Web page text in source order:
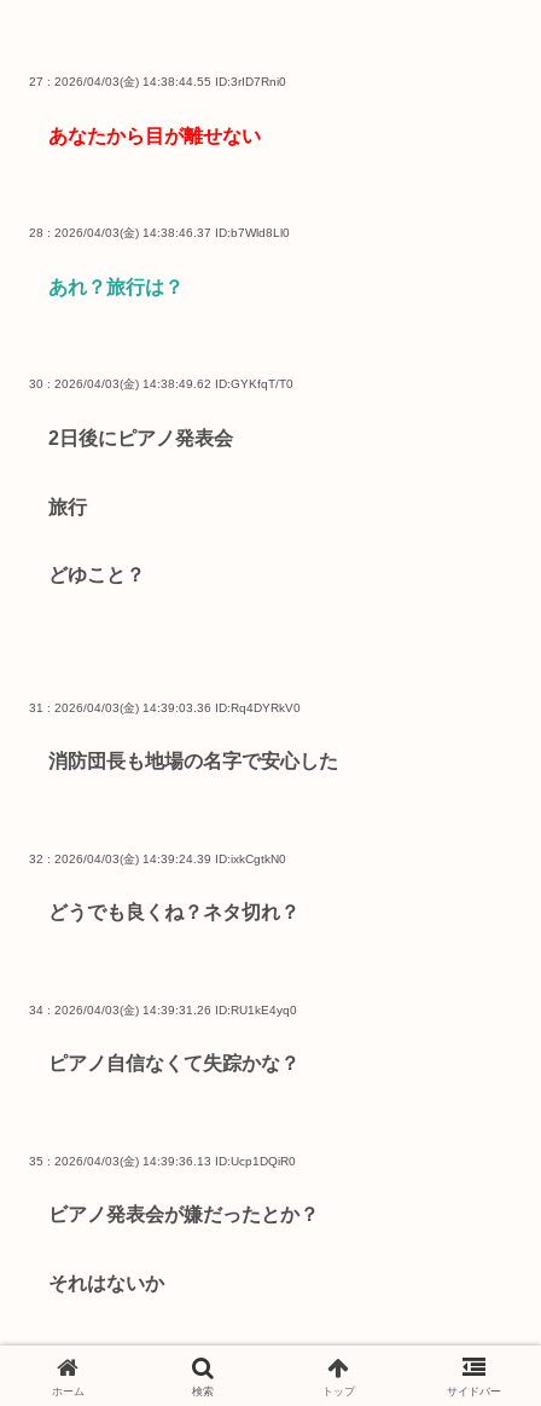
27 : 2026/04/03(金) 14:38:44.55 ID:3rID7Rni0
あなたから目が離せない
28 : 2026/04/03(金) 14:38:46.37 ID:b7Wld8Ll0
あれ？旅行は？
30 : 2026/04/03(金) 14:38:49.62 ID:GYKfqT/T0
2日後にピアノ発表会
旅行
どゆこと？
31 : 2026/04/03(金) 14:39:03.36 ID:Rq4DYRkV0
消防団長も地場の名字で安心した
32 : 2026/04/03(金) 14:39:24.39 ID:ixkCgtkN0
どうでも良くね？ネタ切れ？
34 : 2026/04/03(金) 14:39:31.26 ID:RU1kE4yq0
ピアノ自信なくて失踪かな？
35 : 2026/04/03(金) 14:39:36.13 ID:Ucp1DQiR0
ビアノ発表会が嫌だったとか？
それはないか
ホーム 検索 トップ サイドバー